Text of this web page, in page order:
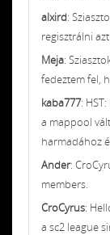
alxird:
regisztrálni
Meja:
fedeztem fel,
kaba777:
a mappool
harmadához
Ander:
members.
CroCyrus:
a sc2 league